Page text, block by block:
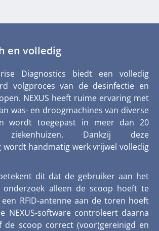
en volledig
Diagnostics biedt een volledig
volgproces van de desinfectie en
NEXUS heeft ruime ervaring met
was- en droogmachines van diverse
wordt toegepast in meer dan 20
ziekenhuizen. Dankzij deze
handmatig werk vrijwel volledig
dit dat de gebruiker aan het
onderzoek alleen de scoop hoeft te
RFID-antenne aan de toren hoeft
NEXUS-software controleert daarna
de scoop correct (voor)gereinigd en